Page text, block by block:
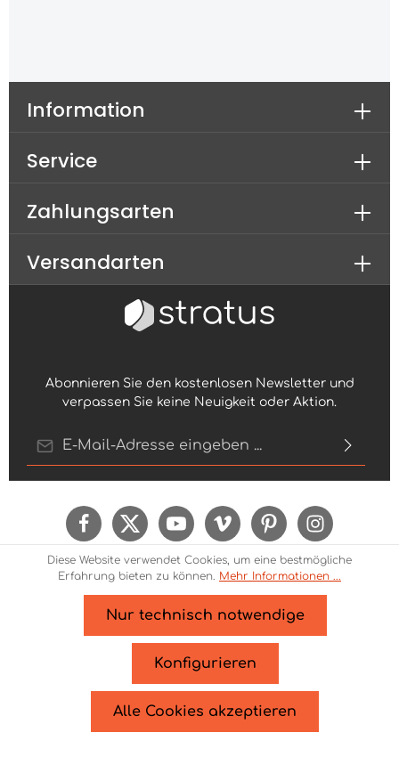
Abonnieren Sie den kostenlosen Newsletter und
verpassen Sie keine Neuigkeit oder Aktion.
Ich habe dieDatenschutzbestimmungenzur
bin mit ihnen einverstanden.
Um weiterzugehen, geben Sie die oben
abgebildeten Zeichen ein*
Information
Service
Zahlungsarten
Versandarten
Design
und ggf. Nachnahmegebühren, wenn
nicht anders angegeben.
Diese Website verwendet Cookies, um eine bestmögliche
Erfahrung bieten zu können. Mehr Informationen ...
Nur technisch notwendige
Konfigurieren
Alle Cookies akzeptieren